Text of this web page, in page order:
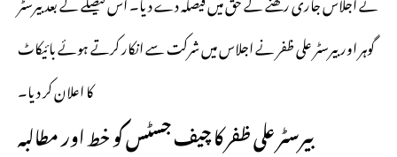
گوہر اور بیرسٹر علی ظفر نے اجلاس میں شرکت سے انکار کرتے ہوئے بائیکاٹ
کا اعلان کر دیا۔
بیرسٹر علی ظفر کا چیف جسٹس کو خط اور مطالبہ